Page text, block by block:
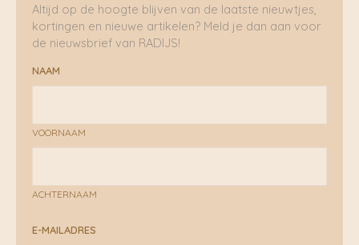
Altijd op de hoogte blijven van de laatste nieuwtjes,
kortingen en nieuwe artikelen? Meld je dan aan voor
de nieuwsbrief van RADIJS!
NAAM
VOORNAAM
ACHTERNAAM
E-MAILADRES